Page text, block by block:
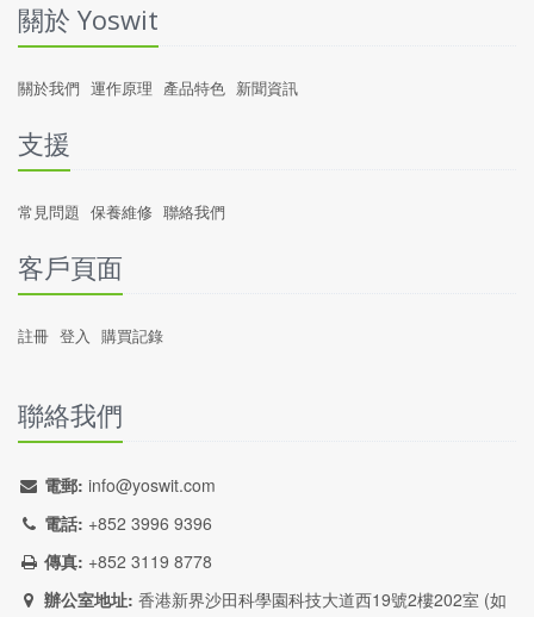
關於 Yoswit
關於我們 運作原理 產品特色 新聞資訊
支援
常見問題 保養維修 聯絡我們
客戶頁面
註冊 登入 購買記錄
聯絡我們
電郵: info@yoswit.com
電話: +852 3996 9396
傳真: +852 3119 8778
辦公室地址: 香港新界沙田科學園科技大道西19號2樓202室 (如